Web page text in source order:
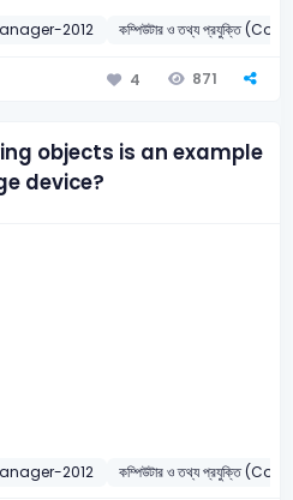
2012 কম্পিউটার ও তথ্য প্রযুক্তি
4 871
objects is an example
device?
2012 কম্পিউটার ও তথ্য প্রযুক্তি